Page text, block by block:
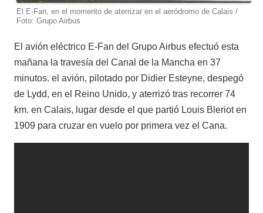
El E-Fan, en el momento de aterrizar en el aeródromo de Calais /
Foto: Grupo Airbus
El avión eléctrico E-Fan del Grupo Airbus efectuó esta
mañana la travesía del Canal de la Mancha en 37
minutos. el avión, pilotado por Didier Esteyne, despegó
de Lydd, en el Reino Unido, y aterrizó tras recorrer 74
km. en Calais, lugar desde el que partió Louis Bleriot en
1909 para cruzar en vuelo por primera vez el Cana.